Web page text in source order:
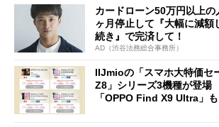
カードローン50万円以上
ヶ月停止して『大幅に減額
続き』で完済して！
AD（渋谷法務総合事務所）
IIJmioの「スマホ大特価セ
Z8」シリーズ3機種が登
「OPPO Find X9 Ultra」も